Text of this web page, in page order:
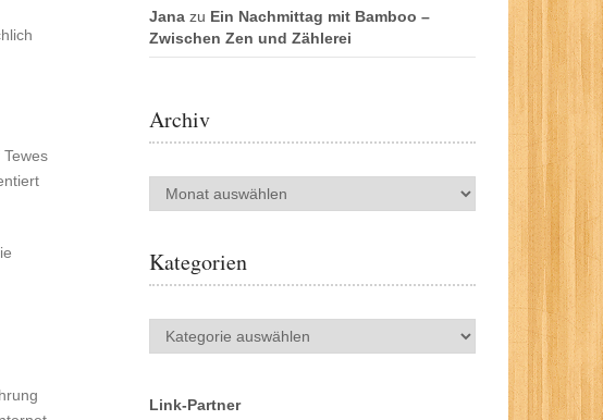
Jana zu Ein Nachmittag mit Bamboo –
Zwischen Zen und Zählerei
Archiv
Archiv
Kategorien
Kategorien
Link-Partner